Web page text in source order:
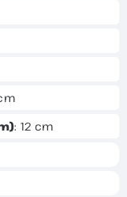
: 12 cm